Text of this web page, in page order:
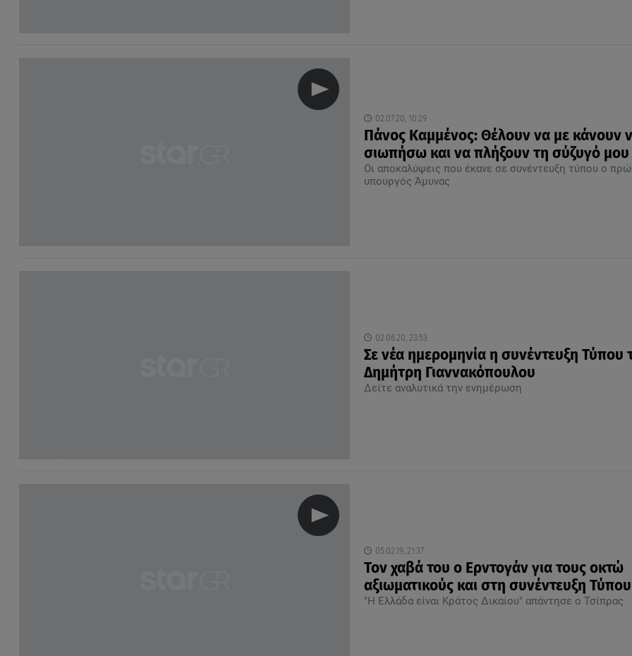
02.07.20, 10:29
Πάνος Καμμένος: Θέλουν να με κάνουν
σιωπήσω και να πλήξουν τη σύζυγό μου
Οι αποκαλύψεις που έκανε σε συνέντευξη τύπου ο
υπουργός Άμυνας
02.06.20, 23:53
Σε νέα ημερομηνία η συνέντευξη Τύπου
Δημήτρη Γιαννακόπουλου
Δείτε αναλυτικά την ενημέρωση
05.02.19, 21:37
Τον χαβά του ο Ερντογάν για τους οκτώ
αξιωματικούς και στη συνέντευξη Τύπου
"Η Ελλάδα είναι Κράτος Δικαίου" απάντησε ο Τσίπρας